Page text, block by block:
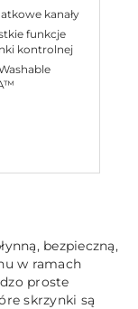
kanały
funkcje
kontrolnej
bezpieczną,
w ramach
proste
skrzynki są